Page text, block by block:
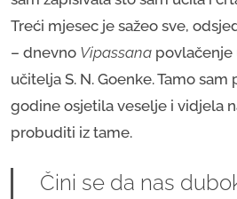
Treći mjesec je sažeo sve,
– dnevno Vipassana povlačenje
učitelja S. N. Goenke. Tamo
godine osjetila veselje i vidjela
probuditi iz tame.
Čini se da nas